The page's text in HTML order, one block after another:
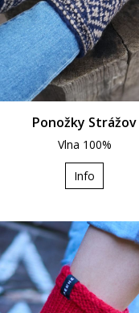
Ponožky Strážov
Vlna 100%
Info